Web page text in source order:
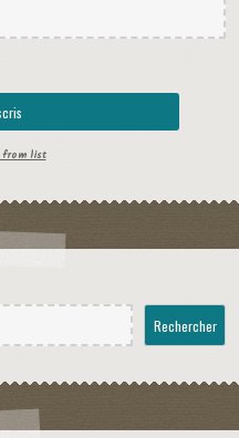
from list
Rechercher